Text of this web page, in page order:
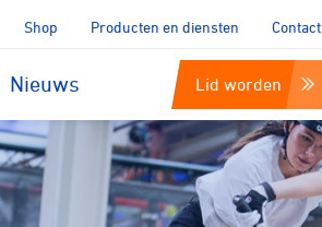
Shop Producten en diensten Contact
Nieuws Lid worden